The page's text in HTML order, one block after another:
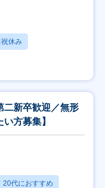
休み
二新卒歓迎／無形
方募集】
20代におすすめ